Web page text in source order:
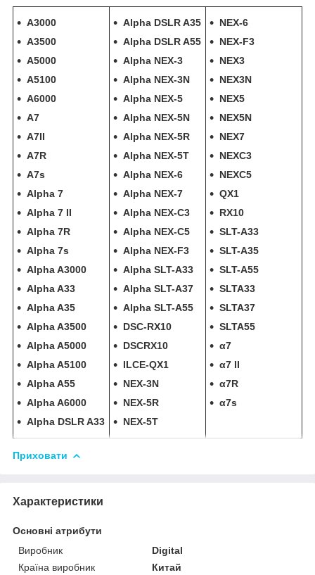
A3000
A3500
A5000
A5100
A6000
A7
A7II
A7R
A7s
Alpha 7
Alpha 7 II
Alpha 7R
Alpha 7s
Alpha A3000
Alpha A33
Alpha A35
Alpha A3500
Alpha A5000
Alpha A5100
Alpha A55
Alpha A6000
Alpha DSLR A33
Alpha DSLR A35
Alpha DSLR A55
Alpha NEX-3
Alpha NEX-3N
Alpha NEX-5
Alpha NEX-5N
Alpha NEX-5R
Alpha NEX-5T
Alpha NEX-6
Alpha NEX-7
Alpha NEX-C3
Alpha NEX-C5
Alpha NEX-F3
Alpha SLT-A33
Alpha SLT-A37
Alpha SLT-A55
DSC-RX10
DSCRX10
ILCE-QX1
NEX-3N
NEX-5R
NEX-5T
NEX-6
NEX-F3
NEX3
NEX3N
NEX5
NEX5N
NEX7
NEXC3
NEXC5
QX1
RX10
SLT-A33
SLT-A35
SLT-A55
SLTA33
SLTA37
SLTA55
α7
α7 II
α7R
α7s
Приховати
Характеристики
Основні атрибути
Виробник
Digital
Країна виробник
Китай